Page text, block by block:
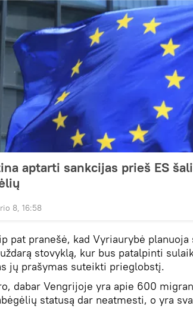
aptarti sankcijas prieš ES
8, 16:58
pat pranešė, kad Vyriaurybė
stovyklą, kur bus patalpinti
jų prašymas suteikti prieglobstį.
dabar Vengrijoje yra apie 600
statusą dar neatmesti, o yra